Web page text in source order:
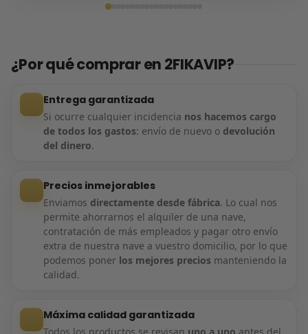
¿Por qué comprar en 2FIKAVIP?
Entrega garantizada
Si ocurre cualquier incidencia nos hacemos cargo
de todos los gastos: envío de nuevo o devolución
del dinero.
Precios inmejorables
Enviamos directamente desde fábrica. Lo cual nos
permite ahorrarnos el alquiler de una nave,
contratación de más empleados y pagar otro envío
extra de nuestra nave a vuestro domicilio, por lo que
podemos poner los mejores precios manteniendo la
calidad.
Máxima calidad garantizada